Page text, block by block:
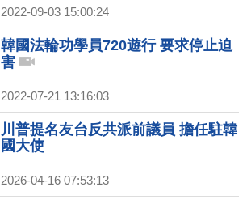
2022-09-03 15:00:24
韓國法輪功學員720遊行 要求停止迫
害
2022-07-21 13:16:03
川普提名友台反共派前議員 擔任駐韓
國大使
2026-04-16 07:53:13